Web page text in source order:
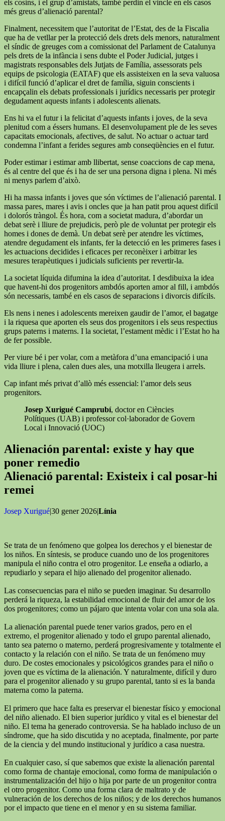
els cosins, i el grup d’amistats, també perdin el vincle en els casos
més greus d’alienació parental?
Finalment, necessitem que l’autoritat de l’Estat, des de la Fiscalia
que ha de vetllar per la protecció dels drets dels menors, naturalment
el síndic de greuges com a comissionat del Parlament de Catalunya
pels drets de la infància i sens dubte el Poder Judicial, jutges i
magistrats responsables dels Jutjats de Família, assessorats pels
equips de psicologia (EATAF) que els assisteixen en la seva valuosa
i difícil funció d’aplicar el dret de família, siguin conscients i
encapçalin els debats professionals i jurídics necessaris per protegir
degudament aquests infants i adolescents alienats.
Ens hi va el futur i la felicitat d’aquests infants i joves, de la seva
plenitud com a éssers humans. El desenvolupament ple de les seves
capacitats emocionals, afectives, de salut. No actuar o actuar tard
condemna l’infant a ferides segures amb conseqüències en el futur.
Poder estimar i estimar amb llibertat, sense coaccions de cap mena,
és al centre del que és i ha de ser una persona digna i plena. Ni més
ni menys parlem d’això.
Hi ha massa infants i joves que són víctimes de l’alienació parental. I
massa pares, mares i avis i oncles que ja han patit prou aquest difícil
i dolorós tràngol. És hora, com a societat madura, d’abordar un
debat serè i lliure de prejudicis, però ple de voluntat per protegir els
homes i dones de demà. Un debat serè per atendre les víctimes,
atendre degudament els infants, fer la detecció en les primeres fases i
les actuacions decidides i eficaces per reconèixer i arbitrar les
mesures terapèutiques i judicials suficients per revertir-la.
La societat líquida difumina la idea d’autoritat. I desdibuixa la idea
que havent-hi dos progenitors ambdós aporten amor al fill, i ambdós
són necessaris, també en els casos de separacions i divorcis difícils.
Els nens i nenes i adolescents mereixen gaudir de l’amor, el bagatge
i la riquesa que aporten els seus dos progenitors i els seus respectius
grups paterns i materns. I la societat, l’estament mèdic i l’Estat ho ha
de fer possible.
Per viure bé i per volar, com a metàfora d’una emancipació i una
vida lliure i plena, calen dues ales, una motxilla lleugera i arrels.
Cap infant més privat d’allò més essencial: l’amor dels seus
progenitors.
Josep Xurigué Camprubí, doctor en Ciències
Polítiques (UAB) i professor col·laborador de Govern
Local i Innovació (UOC)
Alienación parental: existe y hay que
poner remedio
Alienació parental: Existeix i cal posar-hi
remei
Josep Xurigué|30 gener 2026|Línia
Se trata de un fenómeno que golpea los derechos y el bienestar de
los niños. En síntesis, se produce cuando uno de los progenitores
manipula el niño contra el otro progenitor. Le enseña a odiarlo, a
repudiarlo y separa el hijo alienado del progenitor alienado.
Las consecuencias para el niño se pueden imaginar. Su desarrollo
perderá la riqueza, la estabilidad emocional de fluir del amor de los
dos progenitores; como un pájaro que intenta volar con una sola ala.
La alienación parental puede tener varios grados, pero en el
extremo, el progenitor alienado y todo el grupo parental alienado,
tanto sea paterno o materno, perderá progresivamente y totalmente el
contacto y la relación con el niño. Se trata de un fenómeno muy
duro. De costes emocionales y psicológicos grandes para el niño o
joven que es víctima de la alienación. Y naturalmente, difícil y duro
para el progenitor alienado y su grupo parental, tanto si es la banda
materna como la paterna.
El primero que hace falta es preservar el bienestar físico y emocional
del niño alienado. El bien superior jurídico y vital es el bienestar del
niño. El tema ha generado controversia. Se ha hablado incluso de un
síndrome, que ha sido discutida y no aceptada, finalmente, por parte
de la ciencia y del mundo institucional y jurídico a casa nuestra.
En cualquier caso, sí que sabemos que existe la alienación parental
como forma de chantaje emocional, como forma de manipulación o
instrumentalización del hijo o hija por parte de un progenitor contra
el otro progenitor. Como una forma clara de maltrato y de
vulneración de los derechos de los niños; y de los derechos humanos
por el impacto que tiene en el menor y en su sistema familiar.